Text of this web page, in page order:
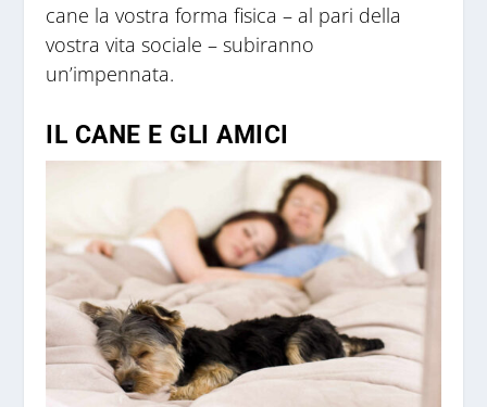
cane la vostra forma fisica – al pari della
vostra vita sociale – subiranno
un’impennata.
IL CANE E GLI AMICI